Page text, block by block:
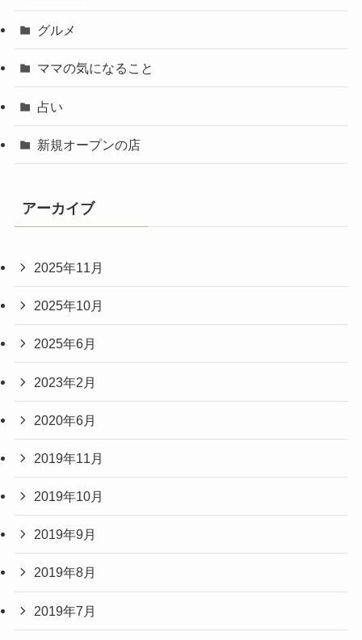
グルメ
ママの気になること
占い
新規オープンの店
アーカイブ
2025年11月
2025年10月
2025年6月
2023年2月
2020年6月
2019年11月
2019年10月
2019年9月
2019年8月
2019年7月